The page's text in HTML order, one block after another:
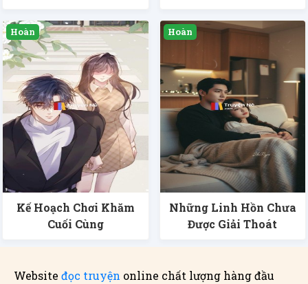
Kế Hoạch Chơi Khăm
Cuối Cùng
Những Linh Hồn Chưa
Được Giải Thoát
Website đọc truyện online chất lượng hàng đầu